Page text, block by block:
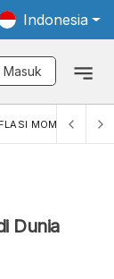
Indonesia
Masuk
MOM (MAR)
Dunia